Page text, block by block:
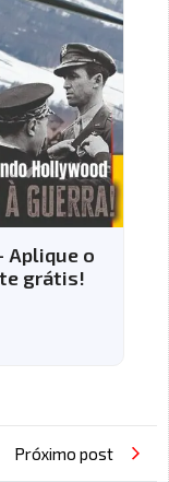
Revista
Próximo post